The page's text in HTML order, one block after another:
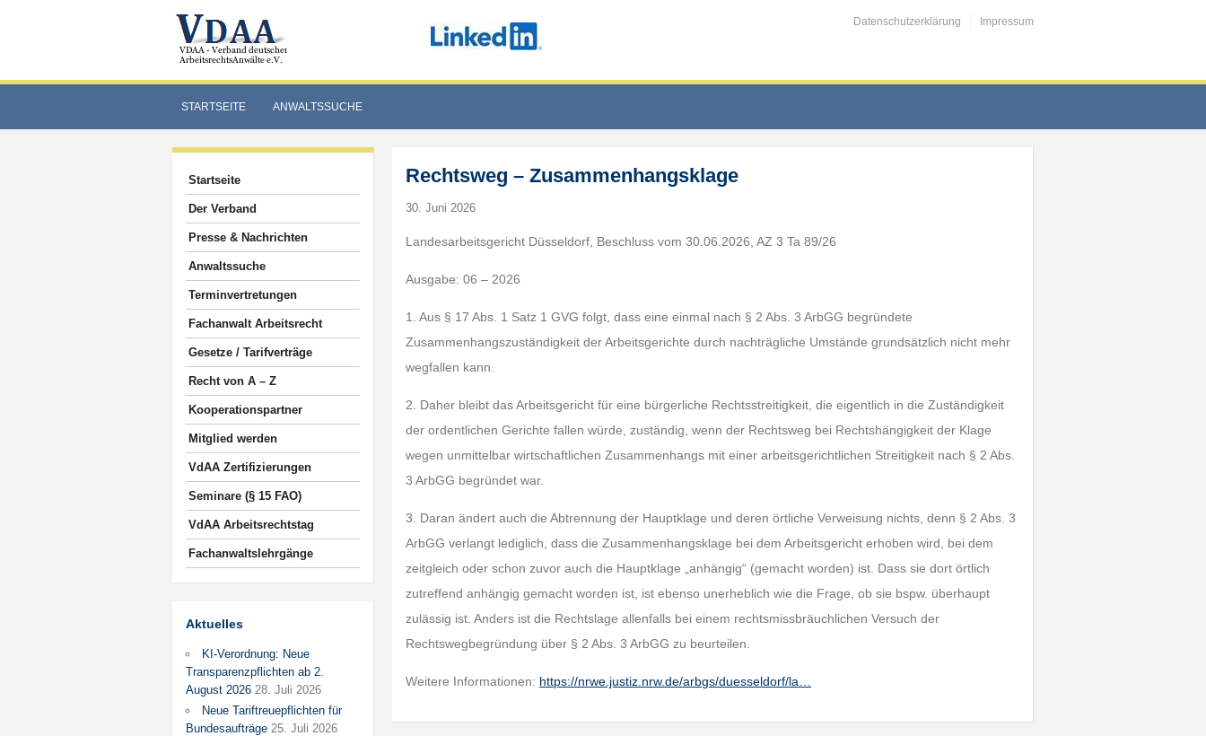
Datenschutzerklärung Impressum
STARTSEITE ANWALTSSUCHE
Startseite
Der Verband
Presse & Nachrichten
Anwaltssuche
Terminvertretungen
Fachanwalt Arbeitsrecht
Gesetze / Tarifverträge
Recht von A – Z
Kooperationspartner
Mitglied werden
VdAA Zertifizierungen
Seminare (§ 15 FAO)
VdAA Arbeitsrechtstag
Fachanwaltslehrgänge
Aktuelles
KI-Verordnung: Neue
Transparenzpflichten ab 2.
August 2026 28. Juli 2026
Neue Tariftreuepflichten für
Bundesaufträge 25. Juli 2026
Rechtsweg – Zusammenhangsklage
30. Juni 2026
Landesarbeitsgericht Düsseldorf, Beschluss vom 30.06.2026, AZ 3 Ta 89/26
Ausgabe: 06 – 2026
1. Aus § 17 Abs. 1 Satz 1 GVG folgt, dass eine einmal nach § 2 Abs. 3 ArbGG begründete
Zusammenhangszuständigkeit der Arbeitsgerichte durch nachträgliche Umstände grundsätzlich nicht mehr
wegfallen kann.
2. Daher bleibt das Arbeitsgericht für eine bürgerliche Rechtsstreitigkeit, die eigentlich in die Zuständigkeit
der ordentlichen Gerichte fallen würde, zuständig, wenn der Rechtsweg bei Rechtshängigkeit der Klage
wegen unmittelbar wirtschaftlichen Zusammenhangs mit einer arbeitsgerichtlichen Streitigkeit nach § 2 Abs.
3 ArbGG begründet war.
3. Daran ändert auch die Abtrennung der Hauptklage und deren örtliche Verweisung nichts, denn § 2 Abs. 3
ArbGG verlangt lediglich, dass die Zusammenhangsklage bei dem Arbeitsgericht erhoben wird, bei dem
zeitgleich oder schon zuvor auch die Hauptklage „anhängig“ (gemacht worden) ist. Dass sie dort örtlich
zutreffend anhängig gemacht worden ist, ist ebenso unerheblich wie die Frage, ob sie bspw. überhaupt
zulässig ist. Anders ist die Rechtslage allenfalls bei einem rechtsmissbräuchlichen Versuch der
Rechtswegbegründung über § 2 Abs. 3 ArbGG zu beurteilen.
Weitere Informationen: https://nrwe.justiz.nrw.de/arbgs/duesseldorf/la…